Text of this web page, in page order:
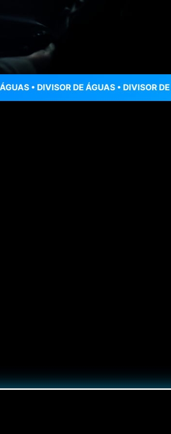
DE ÁGUAS • DIVISOR DE